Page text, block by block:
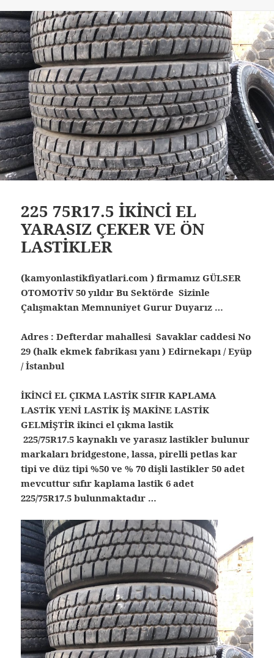
225 75R17.5 İKİNCİ EL
YARASIZ ÇEKER VE ÖN
LASTİKLER
(kamyonlastikfiyatlari.com ) firmamız GÜLSER
OTOMOTİV 50 yıldır Bu Sektörde Sizinle
Çalışmaktan Memnuniyet Gurur Duyarız …
Adres : Defterdar mahallesi Savaklar caddesi No
29 (halk ekmek fabrikası yanı ) Edirnekapı / Eyüp
/ İstanbul
İKİNCİ EL ÇIKMA LASTİK SIFIR KAPLAMA
LASTİK YENİ LASTİK İŞ MAKİNE LASTİK
GELMİŞTİR ikinci el çıkma lastik
225/75R17.5 kaynaklı ve yarasız lastikler bulunur
markaları bridgestone, lassa, pirelli petlas kar
tipi ve düz tipi %50 ve % 70 dişli lastikler 50 adet
mevcuttur sıfır kaplama lastik 6 adet
225/75R17.5 bulunmaktadır …